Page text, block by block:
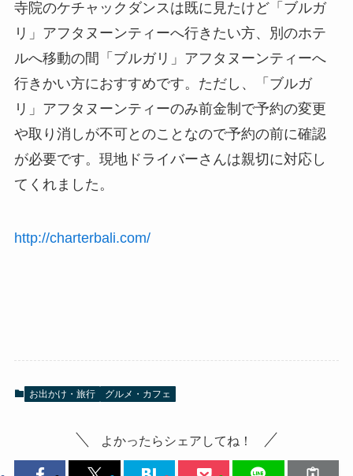
寺院のケチャックダンスは既に見たけど「ブルガ
リ」アフタヌーンティーへ行きたい方、別のホテ
ルへ移動の間「ブルガリ」アフタヌーンティーへ
行きかい方におすすめです。ただし、「ブルガ
リ」アフタヌーンティーのみ前金制で予約の変更
や取り消しが不可とのことなので予約の前に確認
が必要です。現地ドライバーさんは親切に対応し
てくれました。
http://charterbali.com/
お出かけ・旅行 グルメ・カフェ
よかったらシェアしてね！